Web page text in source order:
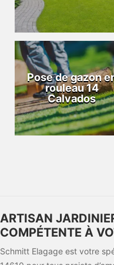
Pose de gazon
rouleau 14
Calvados
ARTISAN
COMPÉTENTE À
Schmitt Elagage est votre